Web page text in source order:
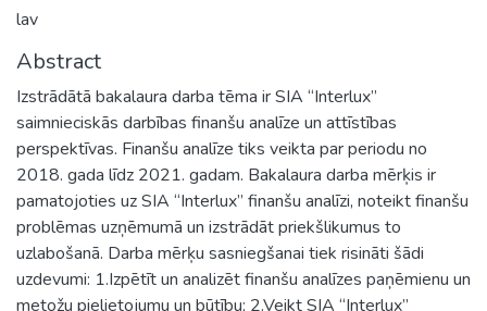
lav
Abstract
Izstrādātā bakalaura darba tēma ir SIA “Interlux”
saimnieciskās darbības finanšu analīze un attīstības
perspektīvas. Finanšu analīze tiks veikta par periodu no
2018. gada līdz 2021. gadam. Bakalaura darba mērķis ir
pamatojoties uz SIA “Interlux” finanšu analīzi, noteikt finanšu
problēmas uzņēmumā un izstrādāt priekšlikumus to
uzlabošanā. Darba mērķu sasniegšanai tiek risināti šādi
uzdevumi: 1.Izpētīt un analizēt finanšu analīzes paņēmienu un
metožu pielietojumu un būtību; 2.Veikt SIA “Interlux”